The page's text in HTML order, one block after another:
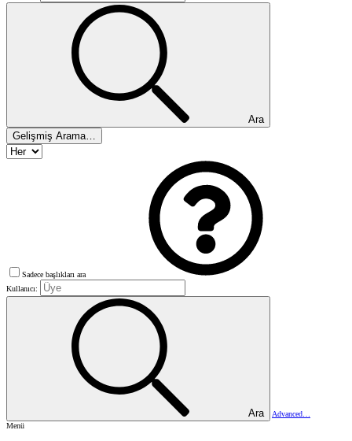
Ara
Gelişmiş Arama…
Sadece başlıkları ara
Kullanıcı:
Ara
Advanced…
Menü